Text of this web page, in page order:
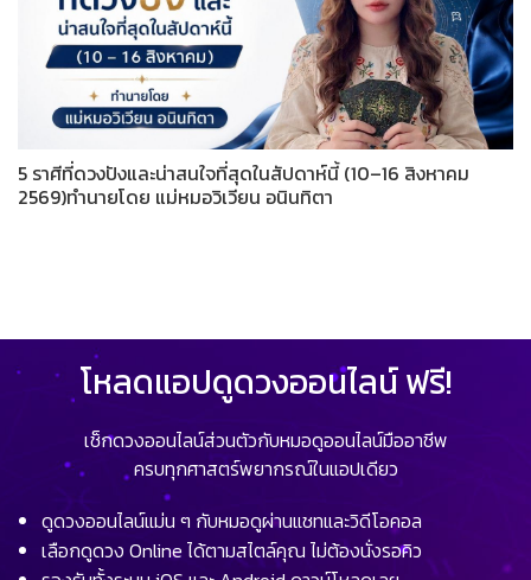
5 ราศีที่ดวงปังและน่าสนใจที่สุดในสัปดาห์นี้ (10–16 สิงหาคม
2569)ทำนายโดย แม่หมอวิเวียน อนินทิตา
โหลดแอปดูดวงออนไลน์ ฟรี!
เช็กดวงออนไลน์ส่วนตัวกับหมอดูออนไลน์มืออาชีพ
ครบทุกศาสตร์พยากรณ์ในแอปเดียว
ดูดวงออนไลน์แม่น ๆ กับหมอดูผ่านแชทและวิดีโอคอล
เลือกดูดวง Online ได้ตามสไตล์คุณ ไม่ต้องนั่งรอคิว